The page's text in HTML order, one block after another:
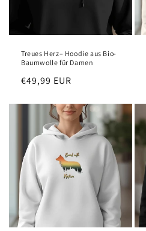
Treues Herz– Hoodie aus Bio-
Baumwolle für Damen
Regular
€49,99 EUR